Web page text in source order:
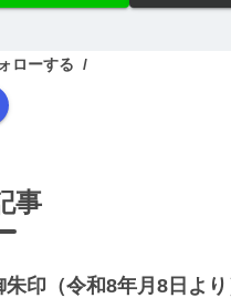
ローする
事
印（令和8年月8日より